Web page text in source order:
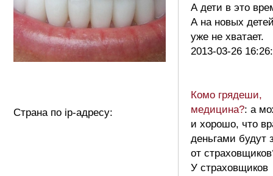
Страна по ip-адресу:
А дети в это
А на новых
уже не хватает.
2013-03-26
Комо грядеши,
медицина?: а
и хорошо, что
деньгами будут
от
У страховщиков